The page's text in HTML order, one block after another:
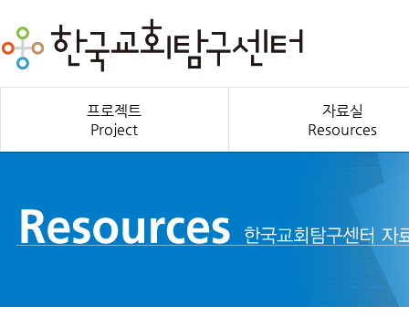
프로젝트
Project
자료실
Resources